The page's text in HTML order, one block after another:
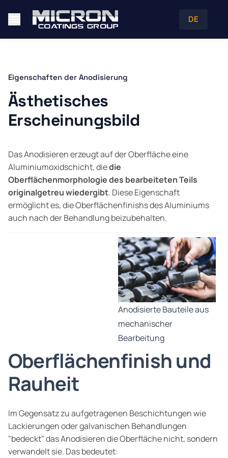
DE
Eigenschaften der Anodisierung
Ästhetisches
Erscheinungsbild
Das Anodisieren erzeugt auf der Oberfläche eine
Aluminiumoxidschicht, diedie
Oberflächenmorphologie des bearbeiteten Teils
originalgetreu wiedergibt. Diese Eigenschaft
ermöglicht es, die Oberflächenfinishs des Aluminiums
auch nach der Behandlung beizubehalten.
Anodisierte Bauteile aus
mechanischer
Bearbeitung
Oberflächenfinish und
Rauheit
Im Gegensatz zu aufgetragenen Beschichtungen wie
Lackierungen oder galvanischen Behandlungen
"bedeckt" das Anodisieren die Oberfläche nicht, sondern
verwandelt sie. Das bedeutet: